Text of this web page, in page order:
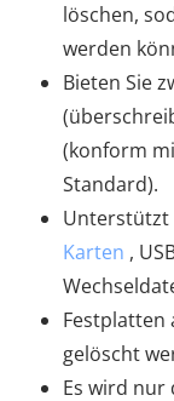
löschen,
werden
Bieten Sie
(konform
Standard).
Unterstützt
Karten ,
Festplatten
gelöscht
Es wird nur